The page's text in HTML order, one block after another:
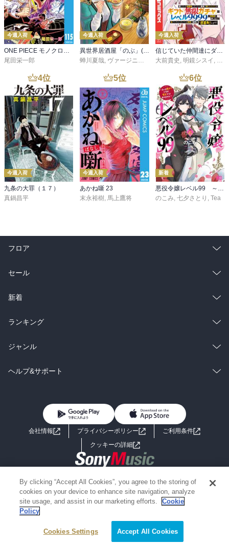
今週入荷
尾田栄一郎
今週入荷
蝉川夏哉 ヴァージニア二等兵 ,転
今週入荷
大前貴史 明鏡シスイ
4位
今週入荷
九条の大罪（１７）
真鍋昌平
5位
今週入荷
あかね噺 23
末永裕樹, 馬上鷹将
6位
新着
悪役令嬢レベル99 ～私は裏ボスですが魔王ではありません～ その６
のこみ, 七夕さとり , Tea
フロア
総合
ラノベ
雑誌・グラビア
BL・TL
セール
総合
ラノベ
雑誌・グラビア
BL・TL
新着
総合
ラノベ
雑誌・グラビア
ランキング
総合
ラノベ
ジャンル
コミック
ライトノベル 男子向けラノベ
小説
海外小説
ミステリー SF
歴史・時代小説
グラビア写真集
ヘルプ&サポート
よくあるご質問 お問い合わせ
会社情報 プライバシーポリシー
ご利用条件
クッキーの詳細
Copyright 2017 - 2026 Sony Music Entertainment(Japan) Inc.
Information on the site is for the Japan domestic market only
powered by
By clicking “Accept All Cookies”, you agree to the storing of
cookies on your device to enhance site navigation, analyze
site usage, and assist in our marketing efforts.
Cookie
Policy
Cookies Settings Accept All Cookies